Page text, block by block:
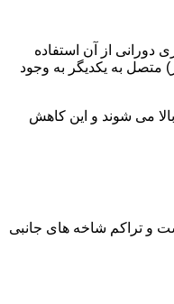
قالب گیری دورانی از آن استفاده
متصل به یکدیگر به وجود
می شوند و این کاهش
طول زنجیره های پلی اتیلن سنگین ۵۰ بار بلندتر از پلی اتیلن سبک است و تراکم شاخه های جانبی